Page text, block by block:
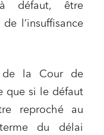
défaut, être
l’insuffisance
de la Cour de
que si le défaut
reproché au
du délai